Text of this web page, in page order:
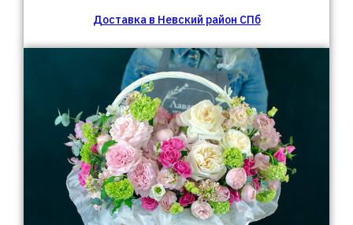
Доставка в Невский район СПб